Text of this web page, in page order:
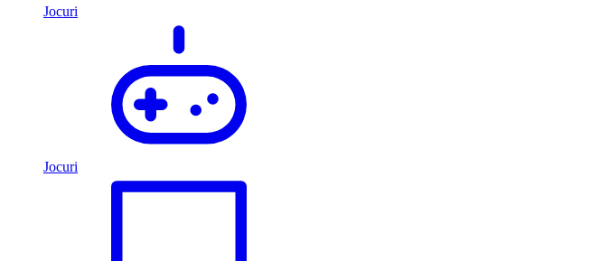
Jocuri
Jocuri